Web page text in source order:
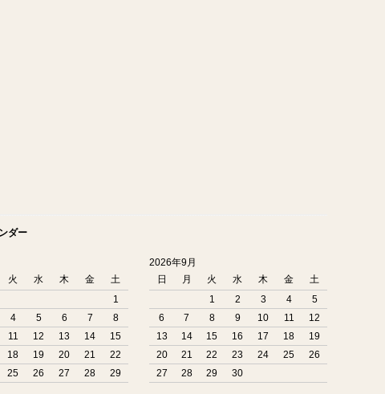
ダー
火 水 木 金
土
1
4 5 6 7
8
11 12 13 14
15
18 19 20 21
22
25 26 27 28
29
2026年9月
日
月 火 水 木 金
土
1
2 3 4
5
6
7 8 9 10 11
12
13
14 15 16 17 18
19
20
21 22 23 24 25
26
27
28 29 30